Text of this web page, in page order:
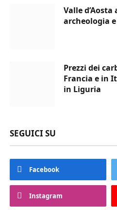
Valle
archeologia
Prezzi dei
Francia e in
in Liguria
SEGUICI SU
Facebook
Instagram